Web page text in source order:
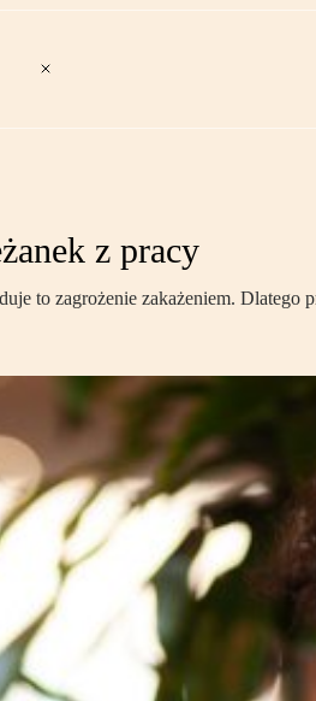
z pracy
to zagrożenie zakażeniem. Dlatego